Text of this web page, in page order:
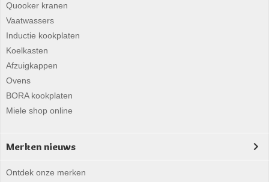
Quooker kranen
Vaatwassers
Inductie kookplaten
Koelkasten
Afzuigkappen
Ovens
BORA kookplaten
Miele shop online
Merken nieuws
Ontdek onze merken